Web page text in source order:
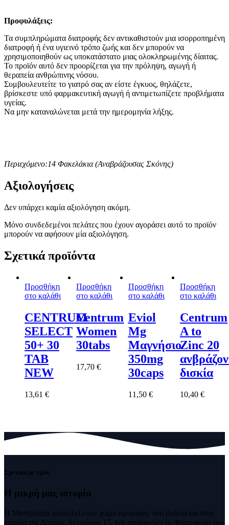
Προφυλάξεις:
Τα συμπληρώματα διατροφής δεν αντικαθιστούν μια ισορροπημένη
διατροφή ή ένα υγιεινό τρόπο ζωής και δεν μπορούν να
χρησιμοποιηθούν ως υποκατάστατο μιας ολοκληρωμένης δίαιτας.
Το προϊόν αυτό δεν προορίζεται για την πρόληψη, αγωγή ή
θεραπεία ανθρώπινης νόσου.
Συμβουλευτείτε το γιατρό σας αν είστε έγκυος, θηλάζετε,
βρίσκεστε υπό φαρμακευτική αγωγή ή αντιμετωπίζετε προβλήματα
υγείας.
Να μην καταναλώνεται μετά την ημερομηνία λήξης.
Περιεχόμενο:14 Φακελάκια (Αναβράζουσας Σκόνης)
Αξιολογήσεις
Δεν υπάρχει καμία αξιολόγηση ακόμη.
Μόνο συνδεδεμένοι πελάτες που έχουν αγοράσει αυτό το προϊόν
μπορούν να αφήσουν μία αξιολόγηση.
Σχετικά προϊόντα
Προσθήκη
στο καλάθι
CENTRUM
SELECT
50+ 30
TAB
NEW
13,61 €
Προσθήκη
στο καλάθι
Centrum
Women
30tabs
17,70€
Προσθήκη
στο καλάθι
Eviol
Mg
Μαγνήσιο
350mg
30caps
11,50 €
Προσθήκη
στο καλάθι
Centrum
A to
Zinc 20
δισκία
10,40 €
Σχετικά με εμάς
Η μικρή μας ιστορία
Η Menipharm αποτελεί εναν χώρο ομορφίας που βρίσκεται στην
καρδία της Δράμας Αντιγόνου 15, και αναδικνύει το Φαρμακείο του